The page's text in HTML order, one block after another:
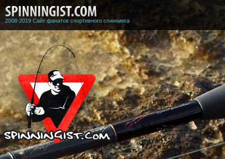
2008-2019 Сайт фанатов спортивного спиннинга